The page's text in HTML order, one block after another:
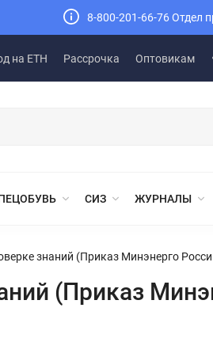
8-800-201-66-76 Отдел
на ЕТН Рассрочка Оптовикам
СИЗ ЖУРНАЛЫ
знаний (Приказ Минэнерго
(Приказ